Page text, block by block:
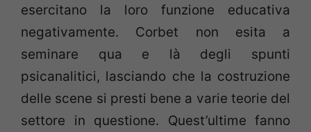
esercitano la loro funzione educativa
negativamente. Corbet non esita a
seminare qua e là degli spunti
psicanalitici, lasciando che la costruzione
delle scene si presti bene a varie teorie del
settore in questione. Quest’ultime fanno